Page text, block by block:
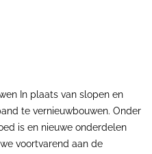
In plaats van slopen en
te vernieuwbouwen. Onder
is en nieuwe onderdelen
voortvarend aan de